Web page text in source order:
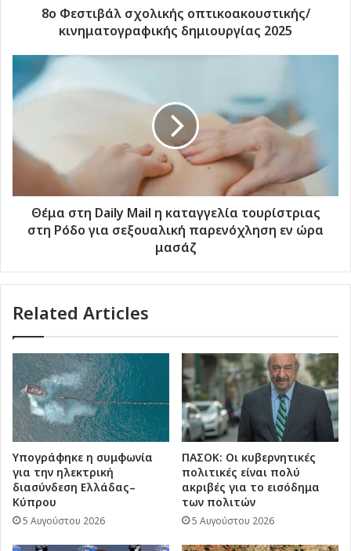
8ο Φεστιβάλ σχολικής οπτικοακουστικής/
κινηματογραφικής δημιουργίας 2025
Θέμα
στη
Daily
καταγγελία
τουρίστριας
Ρόδο
σεξουαλική
ώρα
Θέμα στη Daily Mail η καταγγελία τουρίστριας
στη Ρόδο για σεξουαλική παρενόχληση εν ώρα
μασάζ
Related Articles
Υπογράφηκε η συμφωνία
για την ηλεκτρική
διασύνδεση Ελλάδας–
Κύπρου
5 Αυγούστου 2026
ΠΑΣΟΚ: Οι κυβερνητικές
πολιτικές είναι πολύ
ακριβές για το εισόδημα
των πολιτών
5 Αυγούστου 2026